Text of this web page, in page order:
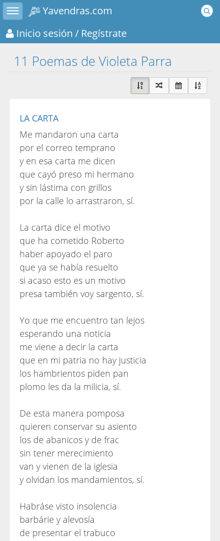
Toggle sidebar
Yavendras.com
Inicio sesión / Regístrate
11 Poemas de Violeta Parra
LA CARTA
Me mandaron una carta
por el correo temprano
y en esa carta me dicen
que cayó preso mi hermano
y sin lástima con grillos
por la calle lo arrastraron, sí.
La carta dice el motivo
que ha cometido Roberto
haber apoyado el paro
que ya se había resuelto
si acaso esto es un motivo
presa también voy sargento, sí.
Yo que me encuentro tan lejos
esperando una noticia
me viene a decir la carta
que en mi patria no hay justicia
los hambrientos piden pan
plomo les da la milicia, sí.
De esta manera pomposa
quieren conservar su asiento
los de abanicos y de frac
sin tener merecimiento
van y vienen de la iglesia
y olvidan los mandamientos, sí.
Habráse visto insolencia
barbárie y alevosía
de presentar el trabuco